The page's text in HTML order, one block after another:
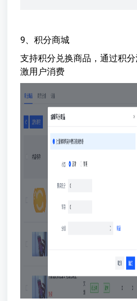
9、积分商城
支持积分兑换商品，通过积
激用户消费